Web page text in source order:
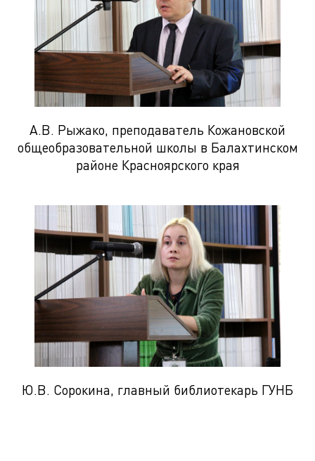
А.В. Рыжако, преподаватель Кожановской
общеобразовательной школы в Балахтинском
районе Красноярского края
Ю.В. Сорокина, главный библиотекарь ГУНБ